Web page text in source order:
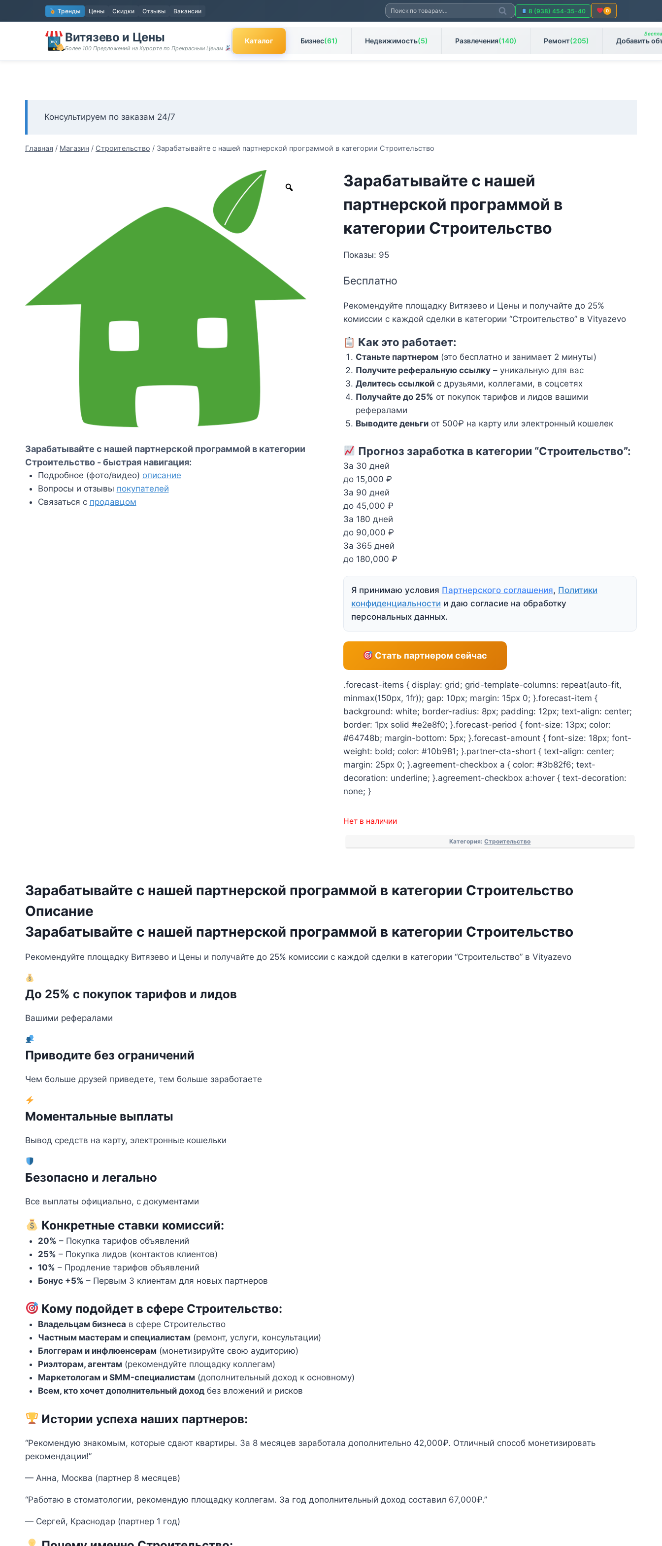
к
содержимому
Тренды Цены Скидки Отзывы Вакансии Искать:
Поиск
8 (938) 454-35-40 0
Витязево и Цены
Более 100 Предложений на Курорте по Прекрасным Ценам
Каталог Бизнес(61) Недвижимость(5) Развлечения(140) Ремонт(205) Добавить
Консультируем по заказам 24/7
Главная / Магазин / Строительство / Зарабатывайте с нашей партнерской программой в категории Строительство
Зарабатывайте с нашей
партнерской программой в
категории Строительство
Показы: 95
Бесплатно
Рекомендуйте площадку Витязево и Цены и получайте до 25%
комиссии с каждой сделки в категории “Строительство” в Vityazevo
Как это работает:
Станьте партнером (это бесплатно и занимает 2 минуты)
Получите реферальную ссылку – уникальную для вас
Делитесь ссылкой с друзьями, коллегами, в соцсетях
Получайте до 25% от покупок тарифов и лидов вашими
рефералами
Выводите деньги от 500₽ на карту или электронный кошелек
Прогноз заработка в категории “Строительство”:
За 30 дней
до 15,000 ₽
За 90 дней
до 45,000 ₽
За 180 дней
до 90,000 ₽
За 365 дней
до 180,000 ₽
Я принимаю условия Партнерского соглашения, Политики
конфиденциальности и даю согласие на обработку
персональных данных.
Стать партнером сейчас
.forecast-items { display: grid; grid-template-columns: repeat(auto-fit,
minmax(150px, 1fr)); gap: 10px; margin: 15px 0; }.forecast-item {
background: white; border-radius: 8px; padding: 12px; text-align: center;
border: 1px solid #e2e8f0; }.forecast-period { font-size: 13px; color:
#64748b; margin-bottom: 5px; }.forecast-amount { font-size: 18px; font-
weight: bold; color: #10b981; }.partner-cta-short { text-align: center;
margin: 25px 0; }.agreement-checkbox a { color: #3b82f6; text-
decoration: underline; }.agreement-checkbox a:hover { text-decoration:
none; }
Нет в наличии
Категория:Строительство
Зарабатывайте с нашей партнерской программой в категории
Строительство - быстрая навигация:
Подробное (фото/видео) описание
Вопросы и отзывы покупателей
Связаться с продавцом
Зарабатывайте с нашей партнерской программой в категории Строительство
Описание
Зарабатывайте с нашей партнерской программой в категории Строительство
Рекомендуйте площадку Витязево и Цены и получайте до 25% комиссии с каждой сделки в категории “Строительство” в Vityazevo
До 25% с покупок тарифов и лидов
Вашими рефералами
Приводите без ограничений
Чем больше друзей приведете, тем больше заработаете
Моментальные выплаты
Вывод средств на карту, электронные кошельки
Безопасно и легально
Все выплаты официально, с документами
Конкретные ставки комиссий:
20% – Покупка тарифов объявлений
25% – Покупка лидов (контактов клиентов)
10% – Продление тарифов объявлений
Бонус +5% – Первым 3 клиентам для новых партнеров
Кому подойдет в сфере Строительство:
Владельцам бизнеса в сфере Строительство
Частным мастерам и специалистам (ремонт, услуги, консультации)
Блоггерам и инфлюенсерам (монетизируйте свою аудиторию)
Риэлторам, агентам (рекомендуйте площадку коллегам)
Маркетологам и SMM-специалистам (дополнительный доход к основному)
Всем, кто хочет дополнительный доходбез вложений и рисков
Истории успеха наших партнеров:
“Рекомендую знакомым, которые сдают квартиры. За 8 месяцев заработала дополнительно 42,000₽. Отличный способ монетизировать
рекомендации!”
— Анна, Москва (партнер 8 месяцев)
“Работаю в стоматологии, рекомендую площадку коллегам. За год дополнительный доход составил 67,000₽.”
— Сергей, Краснодар (партнер 1 год)